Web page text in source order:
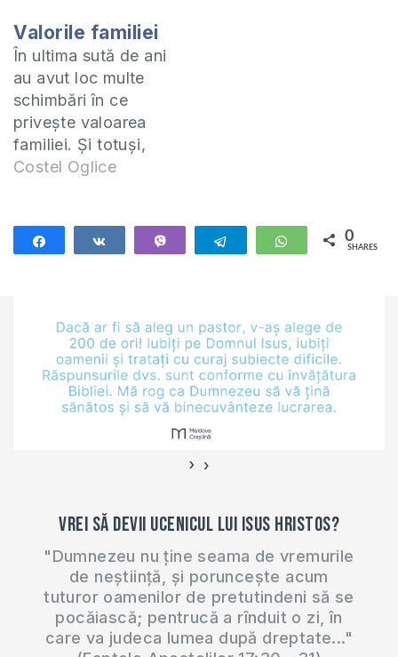
citim: „Urmaţi dar,
pilda lui Dumnezeu
ca nişte copii
preaiubiţi. Trăiţi în
dragoste, după cum
şi Hristos ne-a iubit,
şi S-a dat pe Sine
pentru noi „ca un
Valorile familiei
În ultima sută de ani
au avut loc multe
schimbări în ce
priveşte valoarea
familiei. Şi totuşi,
noi spunem că
viaţa noastră. Da,
familia este cu noi
are multe roluri în
viaţa socială: prin
felul cum…
Costel Oglice
Telegram WhatsApp
0
SHARES
‹ ›
Vrei să devii ucenicul lui Isus Hristos?
"Dumnezeu nu ține seama de vremurile
de neștiință, și poruncește acum
tuturor oamenilor de pretutindeni să se
pocăiască; pentrucă a rînduit o zi, în
care va judeca lumea după dreptate..."